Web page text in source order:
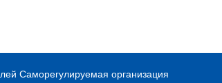
Саморегулируемая организация